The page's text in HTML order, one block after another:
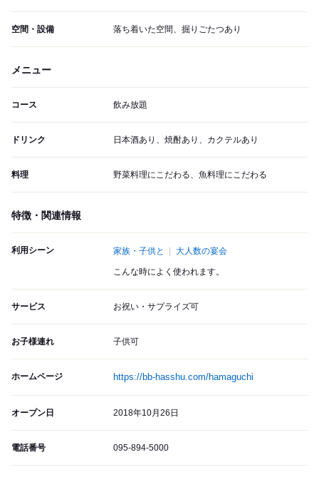
空間・設備 落ち着いた空間、掘りごたつあり
メニュー
コース 飲み放題
ドリンク 日本酒あり、焼酎あり、カクテルあり
料理 野菜料理にこだわる、魚料理にこだわる
特徴・関連情報
利用シーン 家族・子供と 大人数の宴会
こんな時によく使われます。
サービス お祝い・サプライズ可
お子様連れ 子供可
ホームページ https://bb-hasshu.com/hamaguchi
オープン日 2018年10月26日
電話番号 095-894-5000